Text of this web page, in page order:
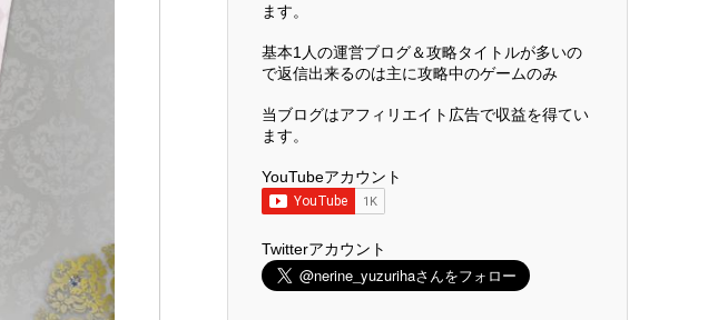
ます。
基本1人の運営ブログ＆攻略タイトルが多いの
で返信出来るのは主に攻略中のゲームのみ
当ブログはアフィリエイト広告で収益を得てい
ます。
YouTubeアカウント
Twitterアカウント